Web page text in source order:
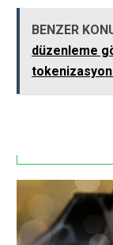
BENZER
düzenleme